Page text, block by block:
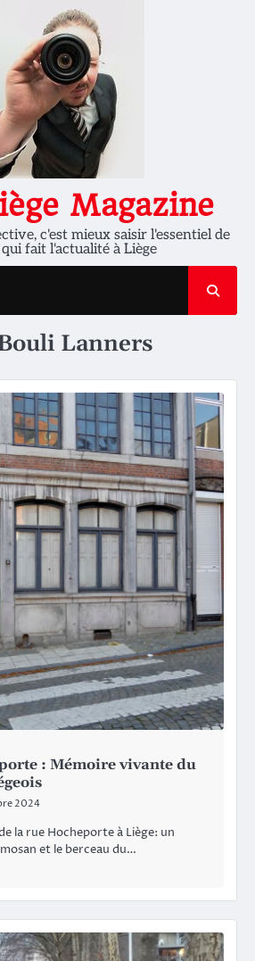
Magazine
c'est mieux saisir l'essentiel de
fait l'actualité à Liège
Lanners
: Mémoire vivante du
2024
la rue Hocheporte à Liège: un
et le berceau du…